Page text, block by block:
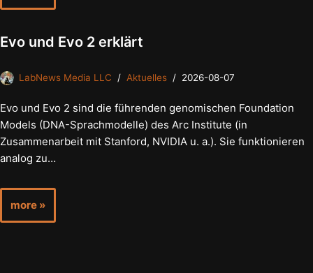
Evo und Evo 2 erklärt
LabNews Media LLC Aktuelles 2026-08-07
Evo und Evo 2 sind die führenden genomischen Foundation
Models (DNA-Sprachmodelle) des Arc Institute (in
Zusammenarbeit mit Stanford, NVIDIA u. a.). Sie funktionieren
analog zu…
more »